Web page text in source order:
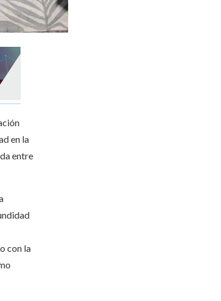
en la
entre
con la